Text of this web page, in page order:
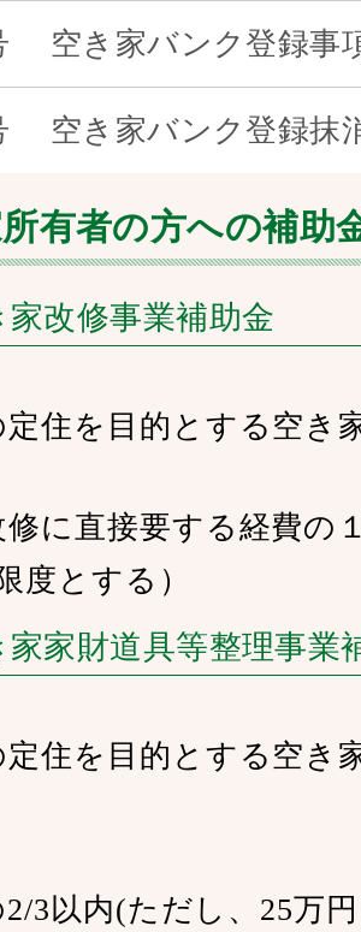
空き家バンク登録事
空き家バンク登録抹
有者の方への補助
家改修事業補助金
定住を目的とする空き
修に直接要する経費の
度とする）
家家財道具等整理事業
住を目的とする空き
3以内(ただし、25万